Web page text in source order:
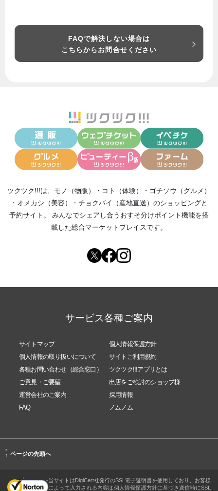
FAQで解決しない場合は
こちらからお問合せください
ツクツク!!!は、 モノ（物販） ・ コト（体験） ・ ゴチソウ（グルメ）
・ オメカシ（美容） ・ チョクバイ（産地直送） のショッピングと
予約サイト。
みんなでシェアし合う おすそ分けポイント機能を搭
載した総合マーケットプレイスです。
サービス各種ご案内
サイトマップ
個人情報保護方針
個人情報の取り扱いについて
サイトご利用規約
各種お問い合わせ（総合窓口）
ツクツク!!!アプリとは
ご意見・ご要望
出店をご検討のショップ様
運営会社のご案内
採用情報
FAQ
ノムノム
-
↑ ページの先頭へ
当サイトはDigiCert社発行のSSL電子証明書を使用しており、お客様
によって入力される内容は個人情報保護方針に基づき送信時にSSL